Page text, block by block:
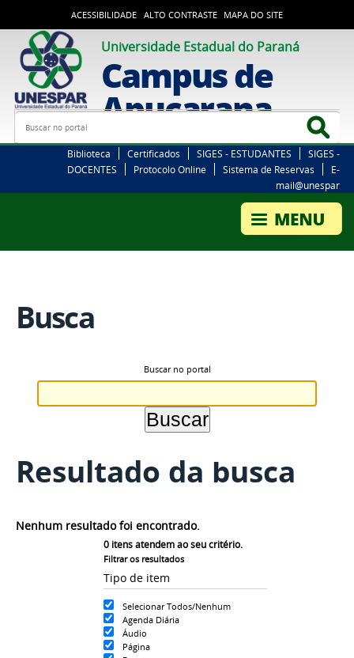
ACESSIBILIDADE ALTO CONTRASTE MAPA DO SITE
Universidade Estadual do Paraná
Campus de
Apucarana
Busca
Biblioteca Certificados SIGES - ESTUDANTES
SIGES -
DOCENTES
Protocolo Online Sistema de Reservas
E-
mail@unespar
Busca
Buscar no portal
Resultado da busca
0 itens atendem ao seu critério.
Filtrar os resultados
Tipo de item
Selecionar Todos/Nenhum
Agenda Diária
Áudio
Página
Nenhum resultado foi encontrado.